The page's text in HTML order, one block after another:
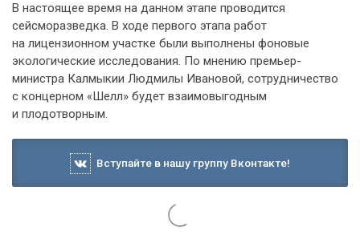
В настоящее время на данном этапе проводится
сейсморазведка. В ходе первого этапа работ
на лицензионном участке были выполнены фоновые
экологические исследования. По мнению премьер-
министра Калмыкии Людмилы Ивановой, сотрудничество
с концерном «Шелл» будет взаимовыгодным
и плодотворным.
Вступайте в нашу группу Вконтакте!